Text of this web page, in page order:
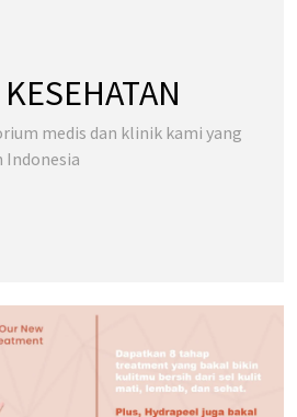
medis dan klinik kami yang
Indonesia